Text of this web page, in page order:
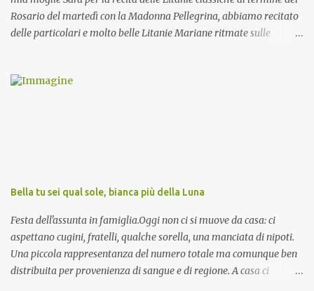
Rosario del martedì con la Madonna Pellegrina, abbiamo recitato
delle particolari e molto belle Litanie Mariane ritmate sulle
preghiera.
Bella tu sei qual sole, bianca più della Luna
Festa dell'assunta in famiglia.Oggi non ci si muove da casa: ci
aspettano cugini, fratelli, qualche sorella, una manciata di nipoti.
Una piccola rappresentanza del numero totale ma comunque ben
distribuita per provenienza di sangue e di regione. A casa ci